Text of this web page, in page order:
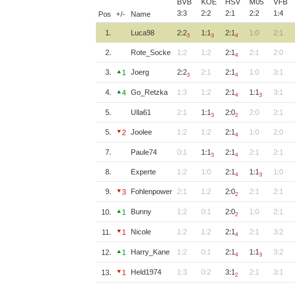
Pos +/- Name
BVB
3:3
KOE
2:2
HSV
2:1
M05
2:2
VFB
1:4
1. Luca98 2:23 1:13 2:14 1:0 2:1
2. Rote_Socke 1:2 1:2 2:14 2:1 2:0
3. 1 Joerg 2:23 2:1 2:14 1:0 3:1
4. 4 Go_Retzka 1:3 1:2 2:14 1:13 3:1
5. Ulla61 2:1 1:13 2:02 2:0 2:1
5. 2 Joolee 1:2 1:2 2:14 1:0 2:0
7. Paule74 0:1 1:13 2:14 2:1 2:1
8. Experte 1:2 1:0 2:14 1:13 1:0
9. 3 Fohlenpower 2:1 1:2 2:02 2:1 2:1
10. 1 Bunny 1:2 0:1 2:02 1:0 2:1
11. 1 Nicole 1:2 1:2 2:14 2:1 3:2
12. 1 Harry_Kane 1:2 0:1 2:14 1:13 3:2
13. 1 Held1974 1:3 0:2 3:12 2:1 3:1